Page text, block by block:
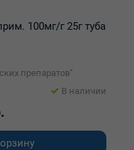
100мг/г 25г туба
препаратов"
В наличии